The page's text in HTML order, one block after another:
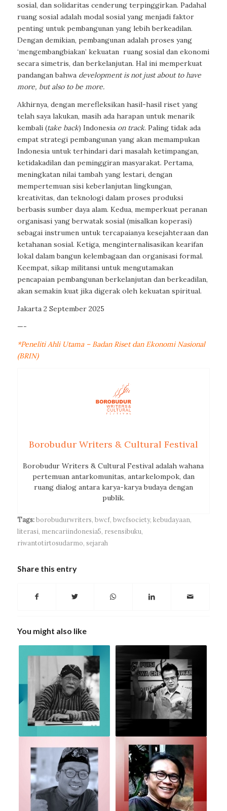
sosial, dan solidaritas cenderung terpinggirkan. Padahal
ruang sosial adalah modal sosial yang menjadi faktor
penting untuk pembangunan yang lebih berkeadilan.
Dengan demikian, pembangunan adalah proses yang
‘mengembangbiakan’ kekuatan ruang sosial dan ekonomi
secara simetris, dan berkelanjutan. Hal ini memperkuat
pandangan bahwa development is not just about to have
more, but also to be more.
Akhirnya, dengan merefleksikan hasil-hasil riset yang
telah saya lakukan, masih ada harapan untuk menarik
kembali (take back) Indonesia on track. Paling tidak ada
empat strategi pembangunan yang akan memampukan
Indonesia untuk terhindari dari masalah ketimpangan,
ketidakadilan dan peminggiran masyarakat. Pertama,
meningkatan nilai tambah yang lestari, dengan
mempertemuan sisi keberlanjutan lingkungan,
kreativitas, dan teknologi dalam proses produksi
berbasis sumber daya alam. Kedua, memperkuat peranan
organisasi yang berwatak sosial (misalkan koperasi)
sebagai instrumen untuk tercapaianya kesejahteraan dan
ketahanan sosial. Ketiga, menginternalisasikan kearifan
lokal dalam bangun kelembagaan dan organisasi formal.
Keempat, sikap militansi untuk mengutamakan
pencapaian pembangunan berkelanjutan dan berkeadilan,
akan semakin kuat jika digerak oleh kekuatan spiritual.
Jakarta 2 September 2025
—-
*Peneliti Ahli Utama – Badan Riset dan Ekonomi Nasional
(BRIN)
Borobudur Writers & Cultural Festival
Borobudur Writers & Cultural Festival adalah wahana
pertemuan antarkomunitas, antarkelompok, dan
ruang dialog antara karya-karya budaya dengan
publik.
Tags: borobudurwriters, bwcf, bwcfsociety, kebudayaan,
literasi, mencariindonesia5, resensibuku,
riwantotirtosudarmo, sejarah
Share this entry
You might also like